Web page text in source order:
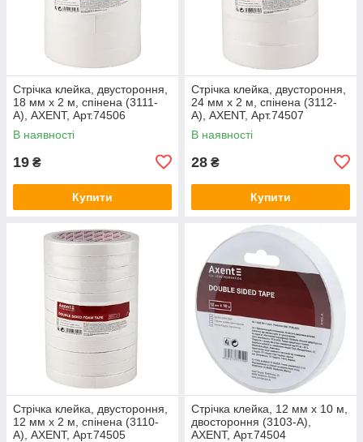
Стрічка клейка, двустороння,
18 мм х 2 м, спінена (3111-
A), AXENT, Арт.74506
В наявності
19 ₴
Купити
Стрічка клейка, двустороння,
24 мм х 2 м, спінена (3112-
A), AXENT, Арт.74507
В наявності
28 ₴
Купити
Стрічка клейка, двустороння,
12 мм х 2 м, спінена (3110-
A), AXENT, Арт.74505
Стрічка клейка, 12 мм х 10 м,
двостороння (3103-A),
AXENT, Арт.74504